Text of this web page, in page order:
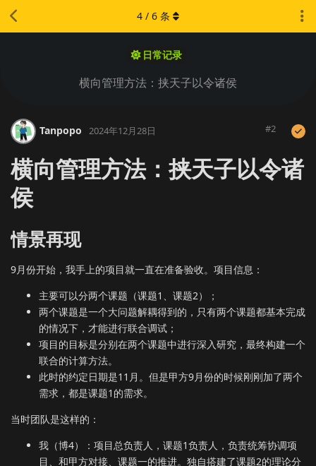
日常记录
横向管理方法：挟天子以令诸侯
4 / 6 条
Tanpopo 2024年12月28日 #2
横向管理方法：挟天子以令诸
侯
情景再现
9月份开始，我手上的项目就一直在准备验收。项目信息：
主要可以分两个课题（课题1、课题2）；
两个课题是一个大问题解耦得到的，只有两个课题都基本完成
的情况下，才能进行联合调试；
项目的目标是分别在两个课题中进行深入研究，最终构建一个
联合的计算方法。
此时的约定日期是11月。但是甲方9月份的时候刚刚加了两个
需求，都是课题1的需求。
当时团队是这样的：
我（博4）：项目总负责人，课题1负责人，负责统筹协调项
目、和甲方对接、课题一的推进。独自搭建了课题2的理论分